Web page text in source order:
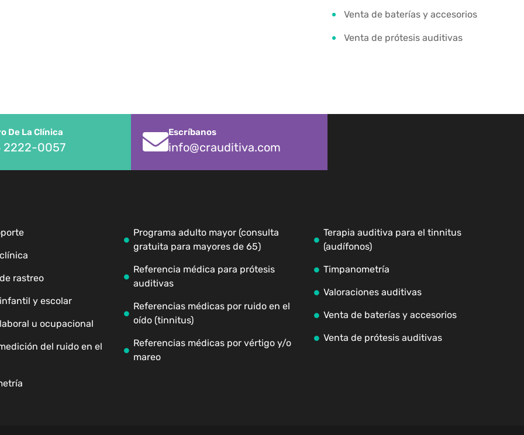
Venta de baterías y accesorios
Venta de prótesis auditivas
De La Clínica
2222-0057
Escríbanos
info@crauditiva.com
rastreo
y escolar
u ocupacional
del ruido en el
Programa adulto mayor (consulta
gratuita para mayores de 65)
Referencia médica para prótesis
auditivas
Referencias médicas por ruido en el
oído (tinnitus)
Referencias médicas por vértigo y/o
mareo
Terapia auditiva para el tinnitus
(audífonos)
Timpanometría
Valoraciones auditivas
Venta de baterías y accesorios
Venta de prótesis auditivas